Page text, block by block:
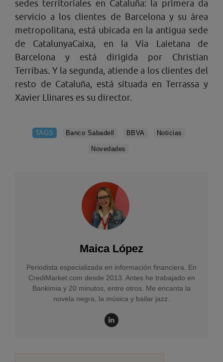
sedes territoriales en Cataluña: la primera da
servicio a los clientes de Barcelona y su área
metropolitana, está ubicada en la antigua sede
de CatalunyaCaixa, en la Vía Laietana de
Barcelona y está dirigida por Christian
Terribas. Y la segunda, atiende a los clientes del
resto de Cataluña, está situada en Terrassa y
Xavier Llinares es su director.
TAGS Banco Sabadell BBVA Noticias
Novedades
Maica López
Periodista especializada en información financiera. En
CrediMarket.com desde 2013. Antes he trabajado en
Bankimia y 20 minutos, entre otros. Me encanta la
novela negra, la música y bailar jazz.